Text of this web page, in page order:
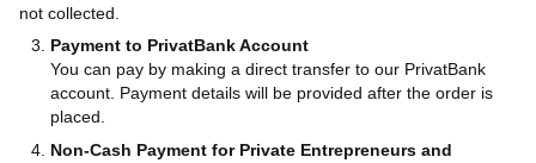
not collected.
Payment to PrivatBank Account
You can pay by making a direct transfer to our PrivatBank
account. Payment details will be provided after the order is
placed.
Non-Cash Payment for Private Entrepreneurs and